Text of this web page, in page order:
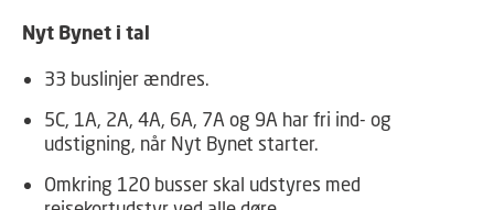
Nyt Bynet i tal
33 buslinjer ændres.
5C, 1A, 2A, 4A, 6A, 7A og 9A har fri ind- og
udstigning, når Nyt Bynet starter.
Omkring 120 busser skal udstyres med